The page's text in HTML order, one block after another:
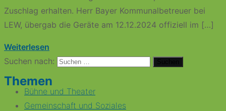
Zuschlag erhalten. Herr Bayer Kommunalbetreuer bei
LEW, übergab die Geräte am 12.12.2024 offiziell im […]
Weiterlesen
Suchen nach:
Themen
Bühne und Theater
Gemeinschaft und Soziales